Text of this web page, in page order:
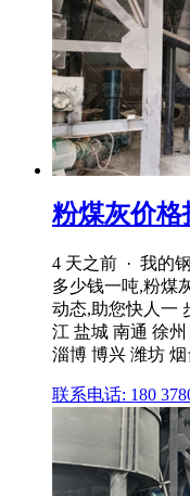
粉煤灰价格
4 天之前 · 我的
多少钱一吨,粉煤
动态,助您快人一
江 盐城 南通 徐
淄博 博兴 潍坊 烟
联系电话: 180